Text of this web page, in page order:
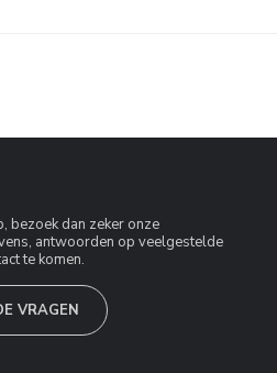
bezoek dan zeker onze
antwoorden op veelgestelde
te komen.
VRAGEN